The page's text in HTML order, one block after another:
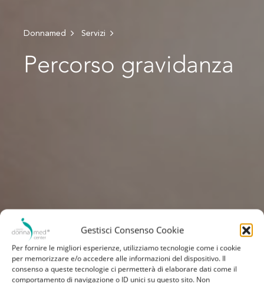
Gestisci Consenso Cookie
Per fornire le migliori esperienze, utilizziamo tecnologie come i cookie
per memorizzare e/o accedere alle informazioni del dispositivo. Il
consenso a queste tecnologie ci permetterà di elaborare dati come il
comportamento di navigazione o ID unici su questo sito. Non
Donnamed Servizi
Percorso gravidanza